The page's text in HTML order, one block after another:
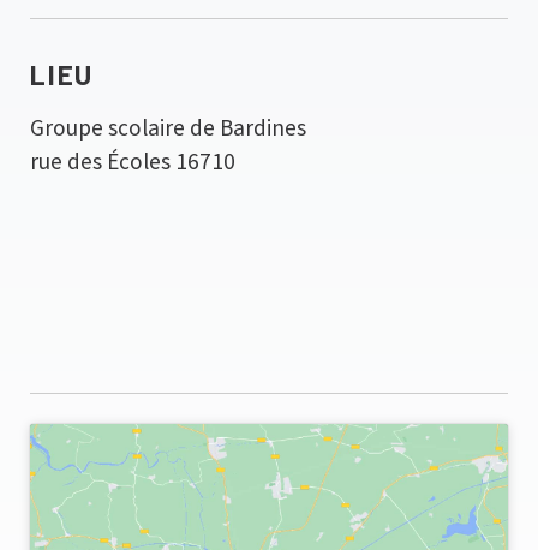
LIEU
Groupe scolaire de Bardines
rue des Écoles 16710